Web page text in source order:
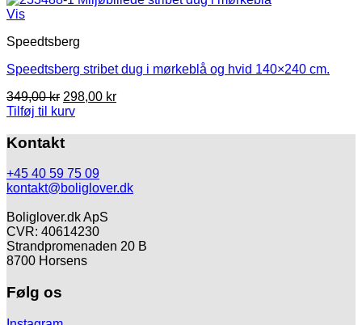
Vis
Speedtsberg
Speedtsberg stribet dug i mørkeblå og hvid 140×240 cm.
349,00kr Den
oprindelige
var:
298,00 krDen
Tilføj til kurv
Kontakt
+45 40 59 75 09
kontakt@boliglover.dk
Boliglover.dk ApS
CVR: 40614230
Strandpromenaden 20 B
8700 Horsens
Følg os